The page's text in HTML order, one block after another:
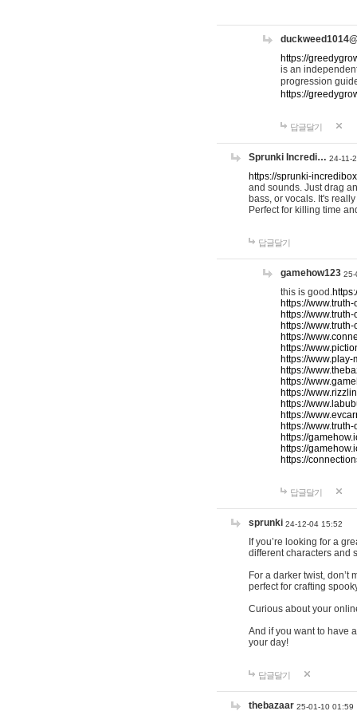
https://
is an
progression
https://
답글달기
Sprunki Incredi… 24-11-
https://sprunki-
and sounds. Just drag
bass, or vocals. It's
Perfect for killing time
답글달기
gamehow123 25-
this is good.
https://
https://
https://
https://
https://
https://
https://
https://
https://
https://
https://
https://
https://
https://
https://
답글달기
sprunki 24-12-04 15:52
If you’re looking for a
different characters and
For a darker twist, don’t
perfect for crafting
Curious about your
And if you want to have
your day!
답글달기
thebazaar 25-01-10 01:59